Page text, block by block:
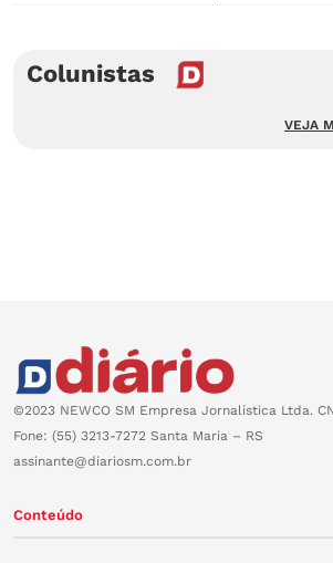
Colunistas
VEJA
©2023 NEWCO SM Empresa Jornalística Ltda.
Fone: (55) 3213-7272 Santa Maria – RS
assinante@diariosm.com.br
Conteúdo